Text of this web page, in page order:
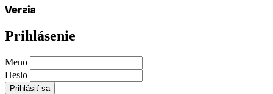
Prihlásenie
Meno
Heslo
Prihlásiť sa